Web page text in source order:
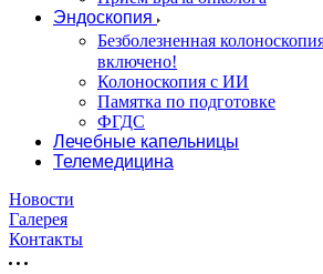
Эндоскопия
Безболезненная
включено!
Колоноскопия с ИИ
Памятка по подготовке
ФГДС
Лечебные капельницы
Телемедицина
Новости
Галерея
Контакты